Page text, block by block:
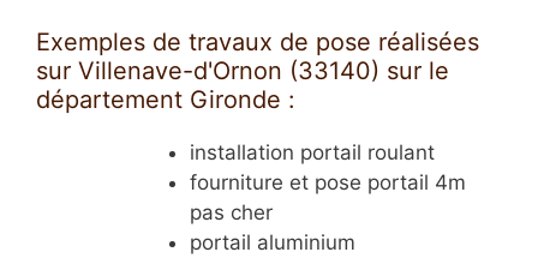
Exemples de travaux de pose réalisées
sur Villenave-d'Ornon (33140) sur le
département Gironde :
installation portail roulant
fourniture et pose portail 4m
pas cher
portail aluminium